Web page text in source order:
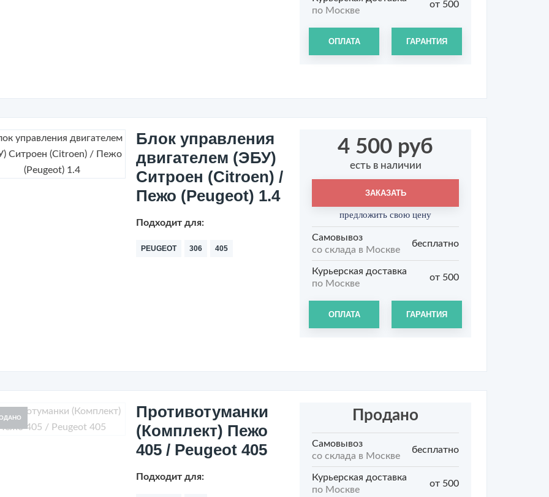
по Москве
от 500
ОПЛАТА ГАРАНТИЯ
Блок управления
двигателем (ЭБУ)
Ситроен (Citroen) /
Пежо (Peugeot) 1.4
Подходит для:
PEUGEOT 306 405
4 500 руб
есть в наличии
ЗАКАЗАТЬ
предложить свою цену
Самовывоз
со склада в Москве
бесплатно
Курьерская доставка
по Москве
от 500
ОПЛАТА ГАРАНТИЯ
Противотуманки
(Комплект) Пежо
405 / Peugeot 405
Подходит для:
Продано
Самовывоз
со склада в Москве
бесплатно
Курьерская доставка
по Москве
от 500